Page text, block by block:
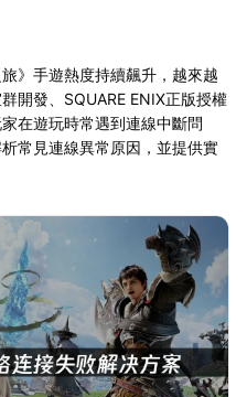
》手遊熱度持續飆升，越來越
開發、SQUARE ENIX正版授權
在遊玩時常遇到連線中斷問
常見連線異常原因，並提供實